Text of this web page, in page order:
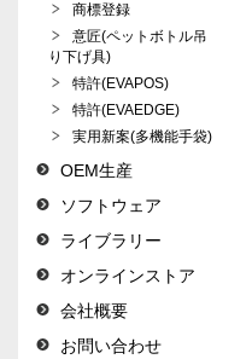
商標登録
意匠(ペットボトル吊
り下げ具)
特許(EVAPOS)
特許(EVAEDGE)
実用新案(多機能手袋)
OEM生産
ソフトウェア
ライブラリー
オンラインストア
会社概要
お問い合わせ